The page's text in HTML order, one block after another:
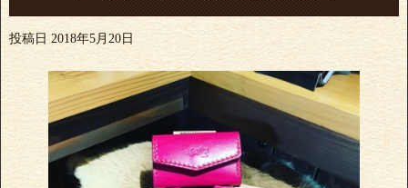
投稿日 2018年5月20日